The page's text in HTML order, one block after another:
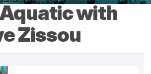
with
Zissou